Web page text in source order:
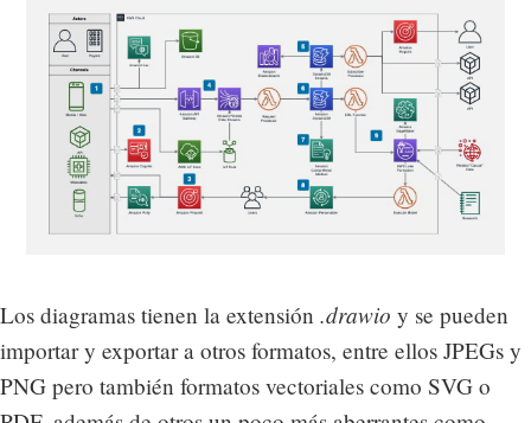
Los diagramas tienen la extensión .drawio y se pueden
importar y exportar a otros formatos, entre ellos JPEGs y
PNG pero también formatos vectoriales como SVG o